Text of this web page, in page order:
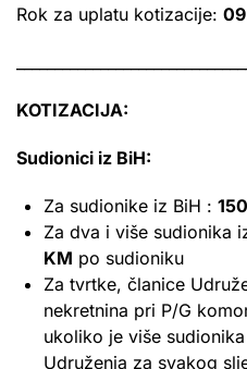
Rok za uplatu kotizacije:
KOTIZACIJA:
Sudionici iz BiH:
Za sudionike iz BiH :
Za dva i više sudionika
KM po sudioniku
Za tvrtke, članice
nekretnina pri P/G
ukoliko je više
Udruženja za svakog